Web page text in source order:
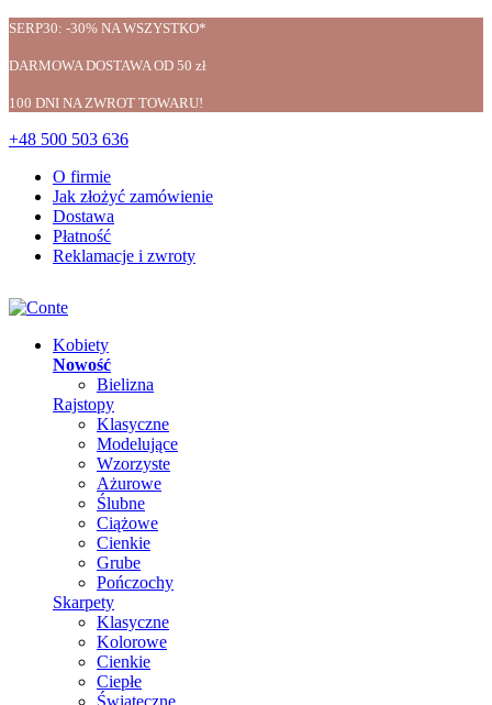
SERP30: -30% NA WSZYSTKO*
DARMOWA DOSTAWA OD 50 zł
100 DNI NA ZWROT TOWARU!
+48 500 503 636
O firmie
Jak złożyć zamówienie
Dostawa
Płatność
Reklamacje i zwroty
Kobiety
Nowość
Bielizna
Rajstopy
Klasyczne
Modelujące
Wzorzyste
Ażurowe
Ślubne
Ciążowe
Cienkie
Grube
Pończochy
Skarpety
Klasyczne
Kolorowe
Cienkie
Ciepłe
Świąteczne